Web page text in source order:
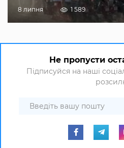
8 липня 1 589
Не пропусти
Підписуйся на наші